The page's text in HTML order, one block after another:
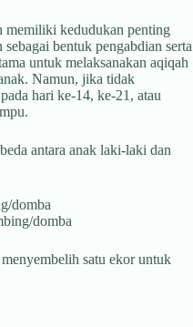
memiliki kedudukan penting
bentuk pengabdian serta
untuk melaksanakan aqiqah
Namun, jika tidak
hari ke-14, ke-21, atau
antara anak laki-laki dan
domba
domba
satu ekor untuk